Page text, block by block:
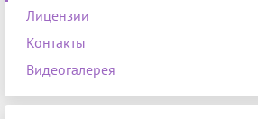
Лицензии
Контакты
Видеогалерея